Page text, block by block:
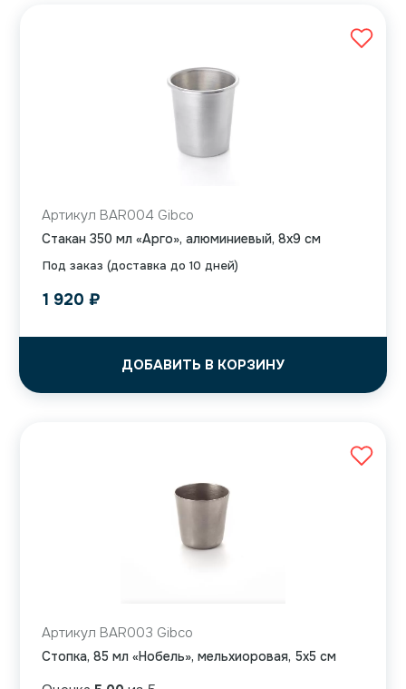
Под заказ (доставка до 10 дней)
Артикул BAR004 Gibco
Стакан 350 мл «Арго», алюминиевый, 8х9 см
1 920 ₽
ДОБАВИТЬ В КОРЗИНУ
Артикул BAR003 Gibco
Стопка, 85 мл «Нобель», мельхиоровая, 5х5 см